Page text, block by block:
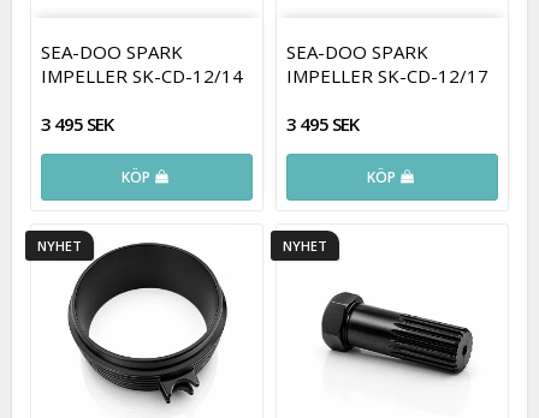
SEA-DOO SPARK
IMPELLER SK-CD-12/14
3 495 SEK
KÖP
SEA-DOO SPARK
IMPELLER SK-CD-12/17
3 495 SEK
KÖP
NYHET NYHET